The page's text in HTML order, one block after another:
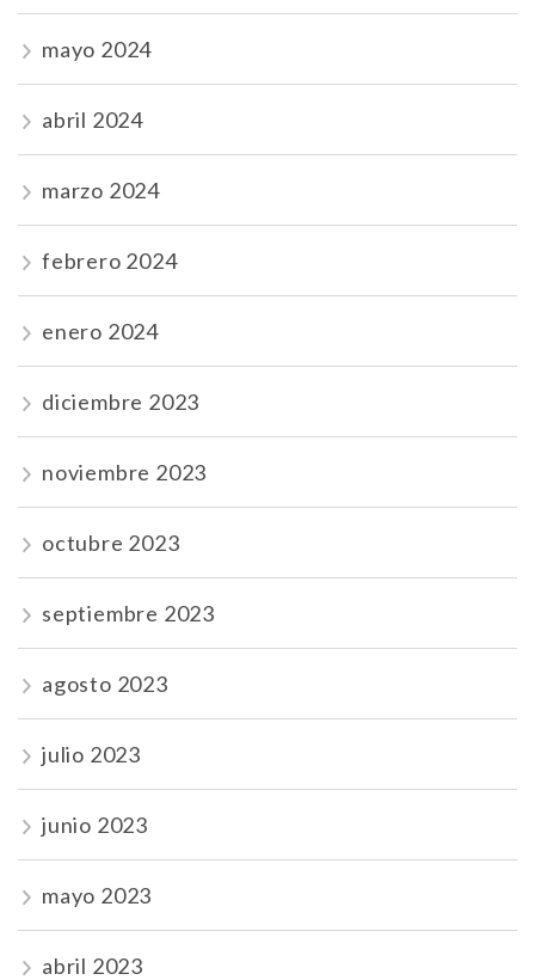
mayo 2024
abril 2024
marzo 2024
febrero 2024
enero 2024
diciembre 2023
noviembre 2023
octubre 2023
septiembre 2023
agosto 2023
julio 2023
junio 2023
mayo 2023
abril 2023